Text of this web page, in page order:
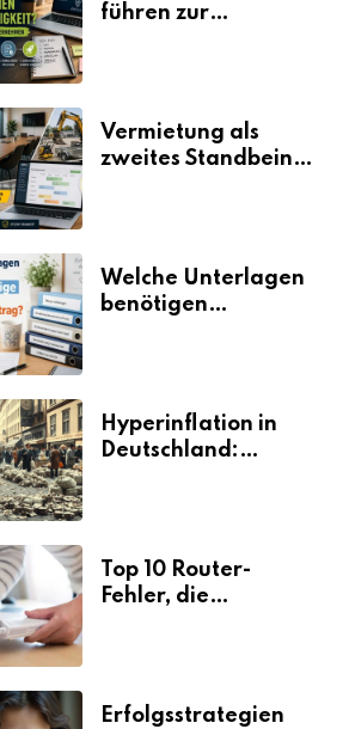
führen zur
Vermietung als
zweites Standbein:
Umsätze machen
Welche Unterlagen
benötigen
Hyperinflation in
Deutschland:
Top 10 Router-
Fehler, die
Erfolgsstrategien